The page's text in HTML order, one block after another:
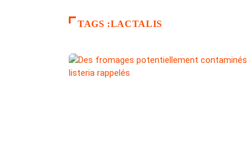
TAGS :LACTALIS